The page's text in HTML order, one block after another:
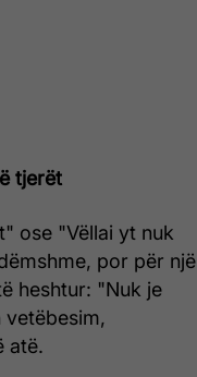
tjerët
ose "Vëllai yt nuk
por për një
heshtur: "Nuk je
vetëbesim,
atë.